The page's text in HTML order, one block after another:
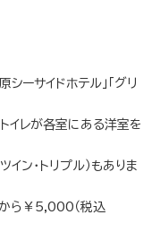
ーサイドホテル」「グリ
トイレが各室にある洋室を
イン・トリプル）もありま
ら￥5,000（税込